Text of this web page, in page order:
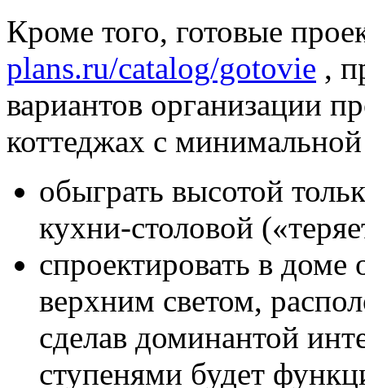
Кроме того, готовые
plans.ru/catalog/gotovie ,
вариантов организации
коттеджах с
обыграть высотой
кухни-столовой
спроектировать в
верхним светом,
сделав доминантой
ступенями будет